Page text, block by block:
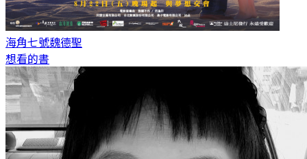
海角七號魏德聖
想看的書